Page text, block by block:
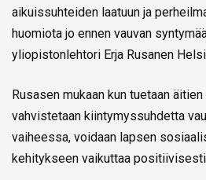
aikuissuhteiden laatuun ja
huomiota jo ennen vauvan
yliopistonlehtori Erja Rusanen
Rusasen mukaan kun tuetaan
vahvistetaan kiintymyssuhdetta
vaiheessa, voidaan lapsen
kehitykseen vaikuttaa